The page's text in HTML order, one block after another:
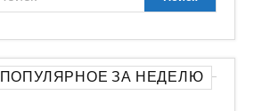
ПОПУЛЯРНОЕ ЗА НЕДЕЛЮ